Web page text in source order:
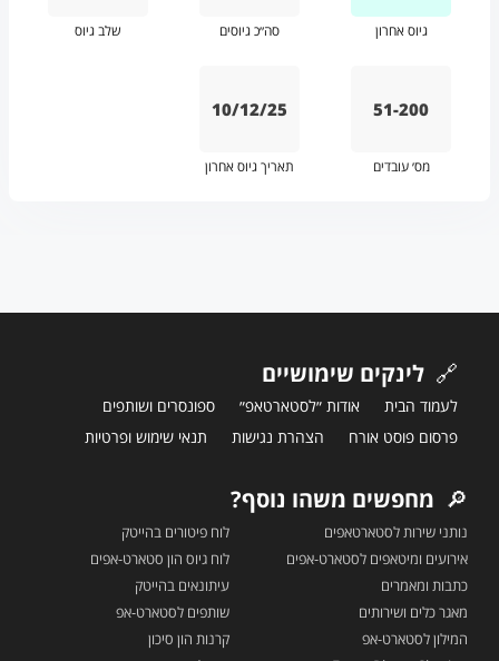
גיוס אחרון סה״כ גיוסים שלב גיוס
51-200
מס׳ עובדים
10/12/25
תאריך גיוס אחרון
🔗 לינקים שימושיים
לעמוד הבית אודות ״לסטארטאפ״
ספונסרים ושותפים
פרסום פוסט אורח
הצהרת נגישות תנאי שימוש ופרטיות
🔎 מחפשים משהו נוסף?
נותני שירות לסטארטאפים
אירועים ומיטאפים לסטארט-אפים
כתבות ומאמרים
מאגר כלים ושירותים
המילון לסטארט-אפ
לוח פיטורים בהייטק
לוח גיוס הון סטארט-אפים
עיתונאים בהייטק
שותפים לסטארט-אפ
קרנות הון סיכון